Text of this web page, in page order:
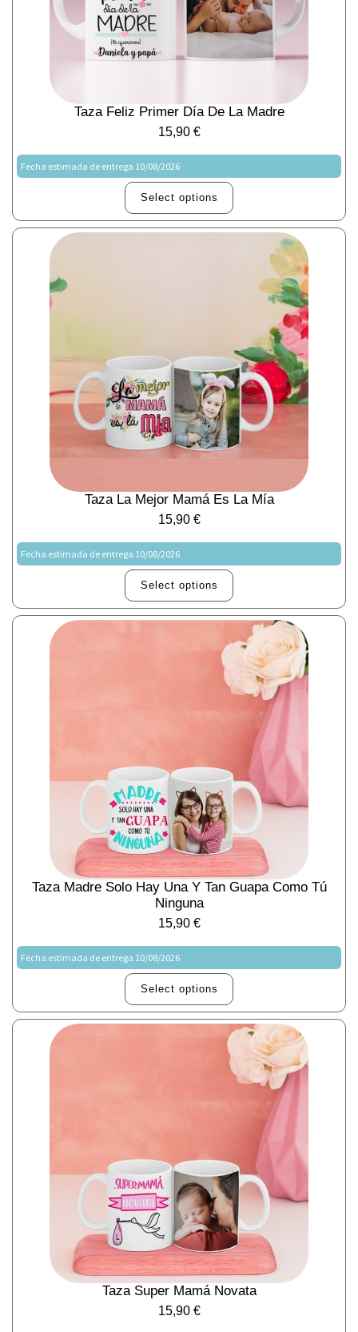
Taza Feliz Primer Día De La Madre
15,90 €
Fecha estimada de entrega 10/08/2026
Select options
Taza La Mejor Mamá Es La Mía
15,90 €
Fecha estimada de entrega 10/08/2026
Select options
Taza Madre Solo Hay Una Y Tan Guapa Como Tú
Ninguna
15,90 €
Fecha estimada de entrega 10/08/2026
Select options
Taza Super Mamá Novata
15,90 €